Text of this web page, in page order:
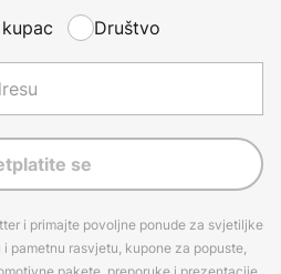
Društvo
se
i primajte povoljne ponude za svjetiljke
pametnu rasvjetu, kupone za popuste,